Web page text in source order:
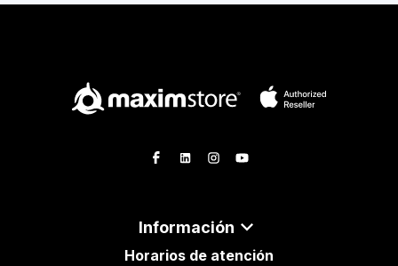
Información
Horarios de atención